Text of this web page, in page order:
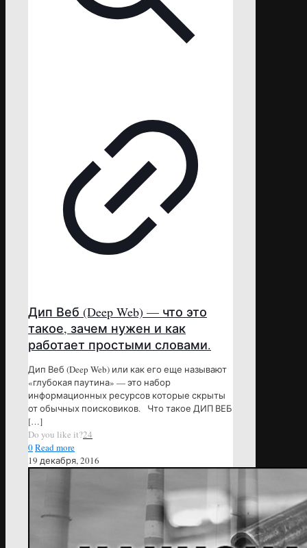
Дип Веб (Deep Web) — что это
такое, зачем нужен и как
работает простыми словами.
Дип Веб (Deep Web) или как его еще называют
«глубокая паутина» — это набор
информационных ресурсов которые скрыты
от обычных поисковиков. Что такое ДИП ВЕБ
[…]
Do you like it?24
0Read more
19 декабря, 2016